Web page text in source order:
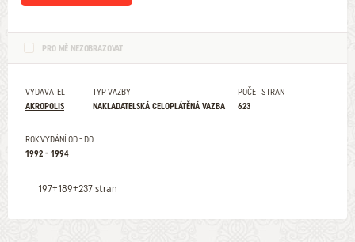
PRO MĚ NEZOBRAZOVAT
VYDAVATEL
AKROPOLIS
TYP VAZBY
NAKLADATELSKÁ CELOPLÁTĚNÁ VAZBA
POČET STRAN
623
ROK VYDÁNÍ OD - DO
1992 - 1994
197+189+237 stran